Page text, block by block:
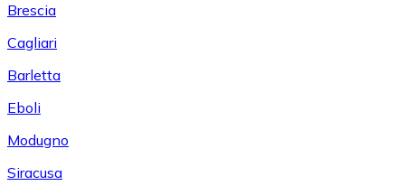
Brescia
Cagliari
Barletta
Eboli
Modugno
Siracusa